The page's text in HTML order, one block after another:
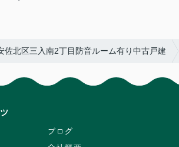
佐北区三入南2丁目防音ルーム有り中古戸建
ブログ